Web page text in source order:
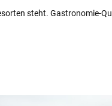
steht. Gastronomie-